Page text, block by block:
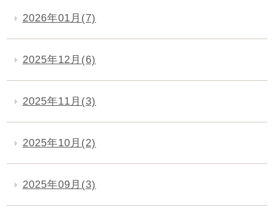
2026年01月(7)
2025年12月(6)
2025年11月(3)
2025年10月(2)
2025年09月(3)